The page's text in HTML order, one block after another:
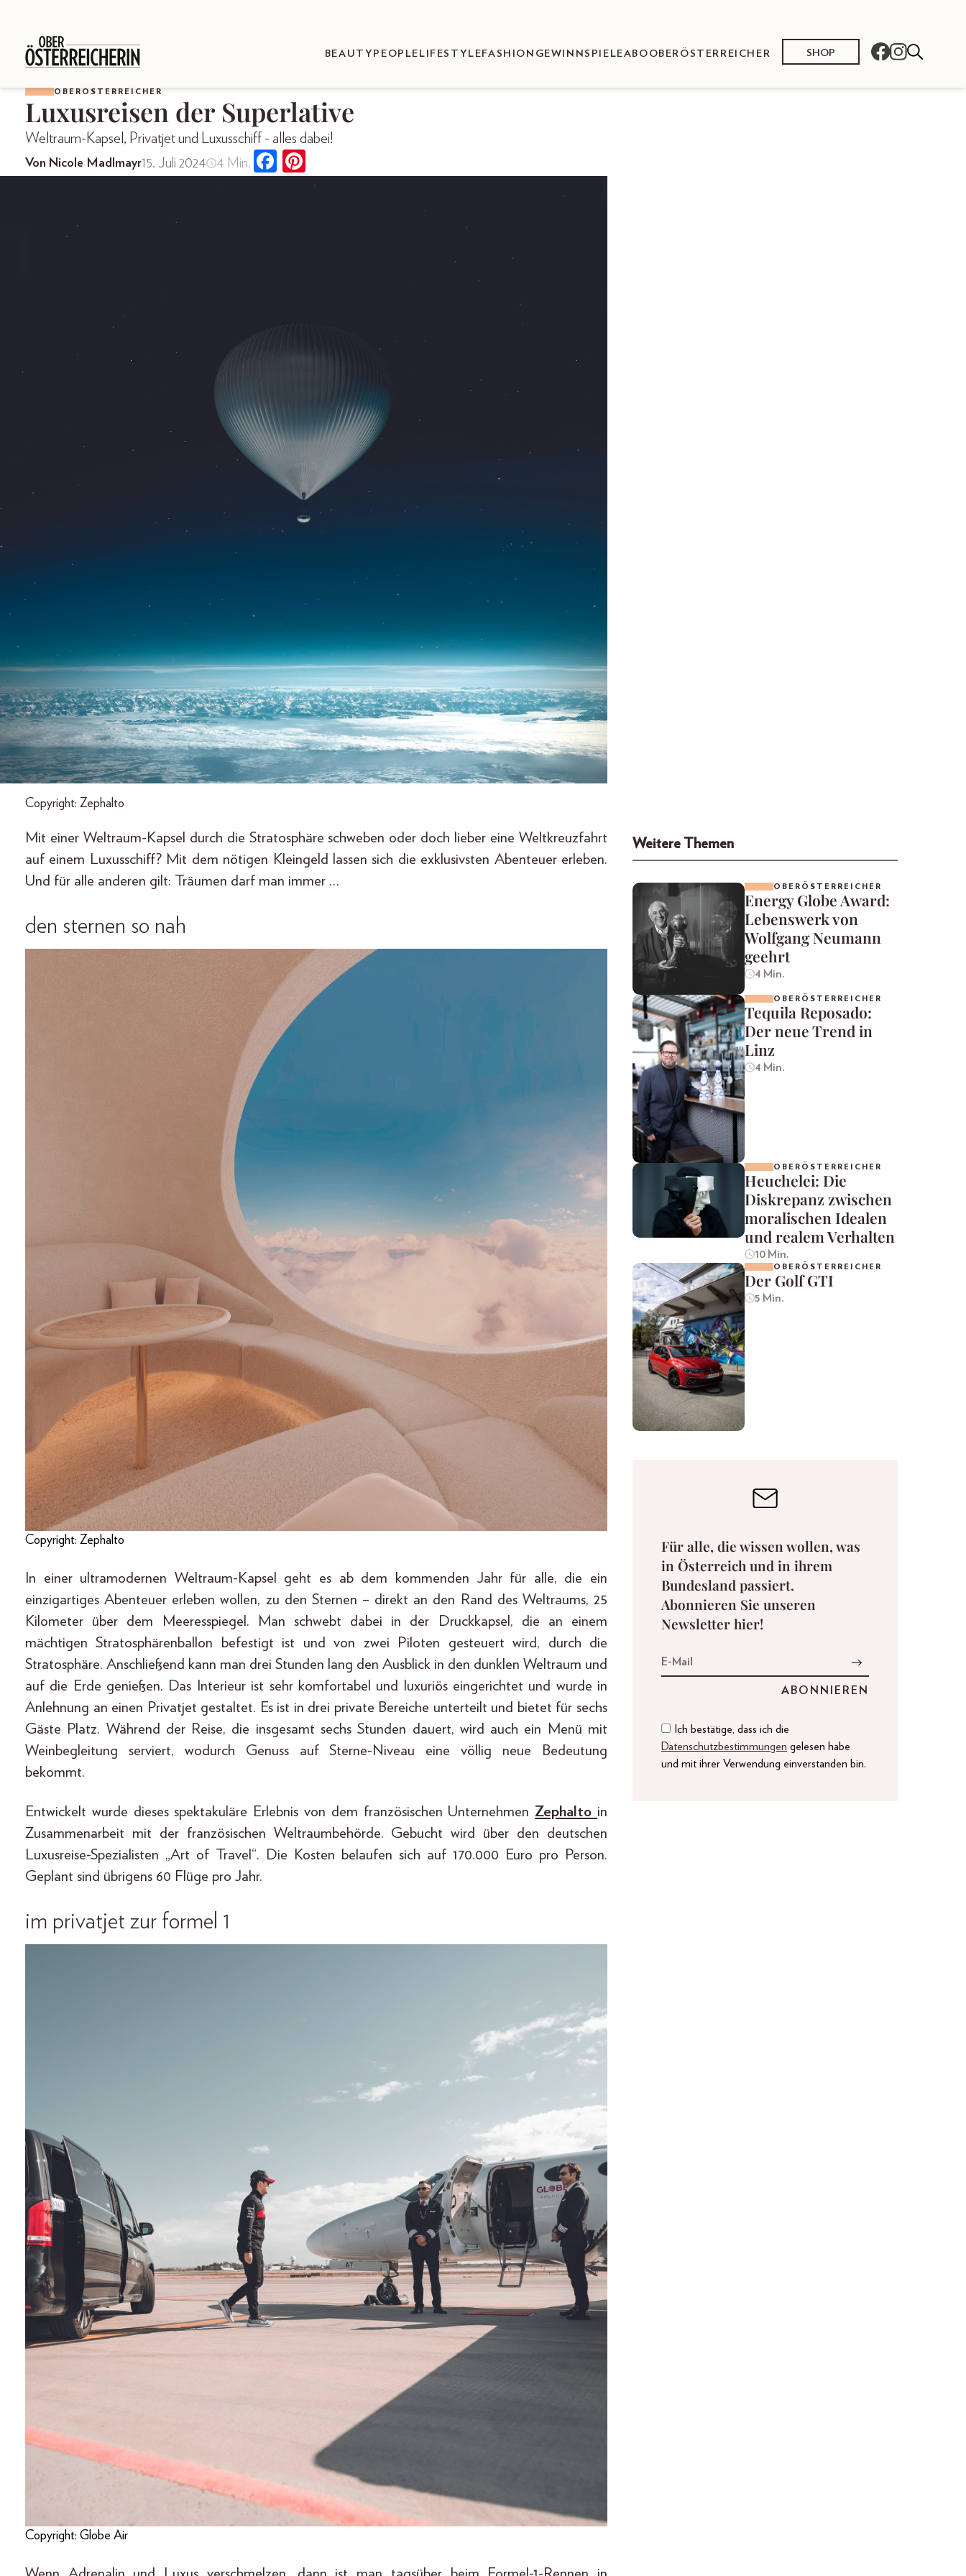
BEAUTY PEOPLE LIFESTYLEFASHION GEWINNSPIELEABO OBERÖSTERREICHER SHOP
OBERÖSTERREICHER
Luxusreisen der Superlative
Weltraum-Kapsel, Privatjet und Luxusschiff - alles dabei!
Von Nicole Madlmayr15. Juli 2024 4 Min.
Copyright: Zephalto
Mit einer Weltraum-Kapsel durch die Stratosphäre schweben oder doch lieber eine Weltkreuzfahrt
auf einem Luxusschiff? Mit dem nötigen Kleingeld lassen sich die exklusivsten Abenteuer erleben.
Und für alle anderen gilt: Träumen darf man immer …
den sternen so nah
Copyright: Zephalto
In einer ultramodernen Weltraum-Kapsel geht es ab dem kommenden Jahr für alle, die ein
einzigartiges Abenteuer erleben wollen, zu den Sternen – direkt an den Rand des Weltraums, 25
Kilometer über dem Meeresspiegel. Man schwebt dabei in der Druckkapsel, die an einem
mächtigen Stratosphärenballon befestigt ist und von zwei Piloten gesteuert wird, durch die
Stratosphäre. Anschließend kann man drei Stunden lang den Ausblick in den dunklen Weltraum und
auf die Erde genießen. Das Interieur ist sehr komfortabel und luxuriös eingerichtet und wurde in
Anlehnung an einen Privatjet gestaltet. Es ist in drei private Bereiche unterteilt und bietet für sechs
Gäste Platz. Während der Reise, die insgesamt sechs Stunden dauert, wird auch ein Menü mit
Weinbegleitung serviert, wodurch Genuss auf Sterne-Niveau eine völlig neue Bedeutung
bekommt.
Entwickelt wurde dieses spektakuläre Erlebnis von dem französischen Unternehmen Zephalto in
Zusammenarbeit mit der französischen Weltraumbehörde. Gebucht wird über den deutschen
Luxusreise-Spezialisten „Art of Travel“. Die Kosten belaufen sich auf 170.000 Euro pro Person.
Geplant sind übrigens 60 Flüge pro Jahr.
im privatjet zur formel 1
Copyright: Globe Air
Weitere Themen
OBERÖSTERREICHER
Energy Globe Award:
Lebenswerk von
Wolfgang Neumann
geehrt
4 Min.
OBERÖSTERREICHER
Tequila Reposado:
Der neue Trend in
Linz
4 Min.
OBERÖSTERREICHER
Heuchelei: Die
Diskrepanz zwischen
moralischen Idealen
und realem Verhalten
10 Min.
OBERÖSTERREICHER
Der Golf GTI
5 Min.
Für alle, die wissen wollen, was
in Österreich und in ihrem
Bundesland passiert.
Abonnieren Sie unseren
Newsletter hier!
Ich bestätige, dass ich die
Datenschutzbestimmungen gelesen habe
und mit ihrer Verwendung einverstanden bin.